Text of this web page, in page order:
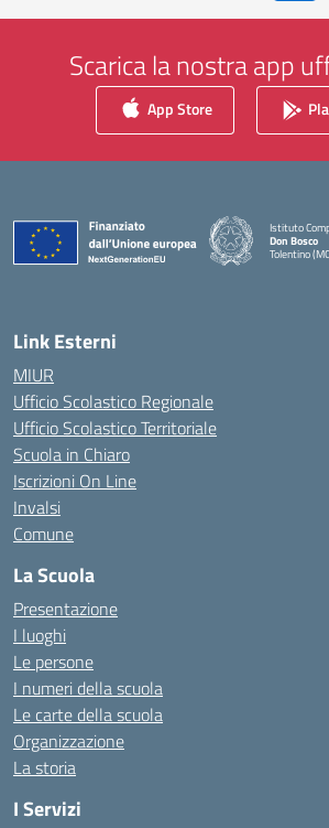
Scarica la nostra app
App Store
Istituto
Don Bosco
Tolentino
Link Esterni
MIUR
Ufficio Scolastico Regionale
Ufficio Scolastico Territoriale
Scuola in Chiaro
Iscrizioni On Line
Invalsi
Comune
La Scuola
Presentazione
I luoghi
Le persone
I numeri della scuola
Le carte della scuola
Organizzazione
La storia
I Servizi